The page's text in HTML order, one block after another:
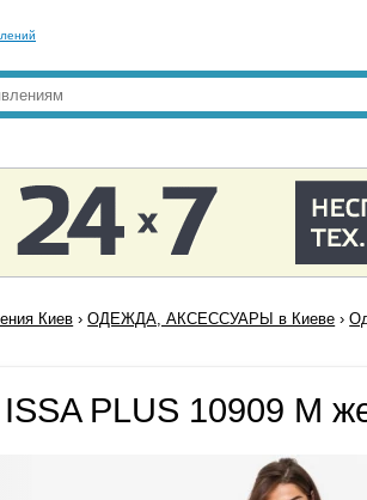
Киев ›ОДЕЖДА, АКСЕССУАРЫ в Киеве ›
PLUS 10909 M